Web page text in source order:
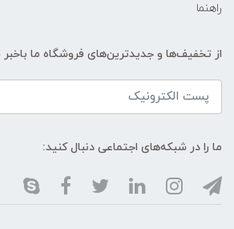
راهنما
از تخفیف‌ها و جدیدترین‌های فروشگاه ما
ما را در شبکه‌های اجتماعی دنبال کنید: